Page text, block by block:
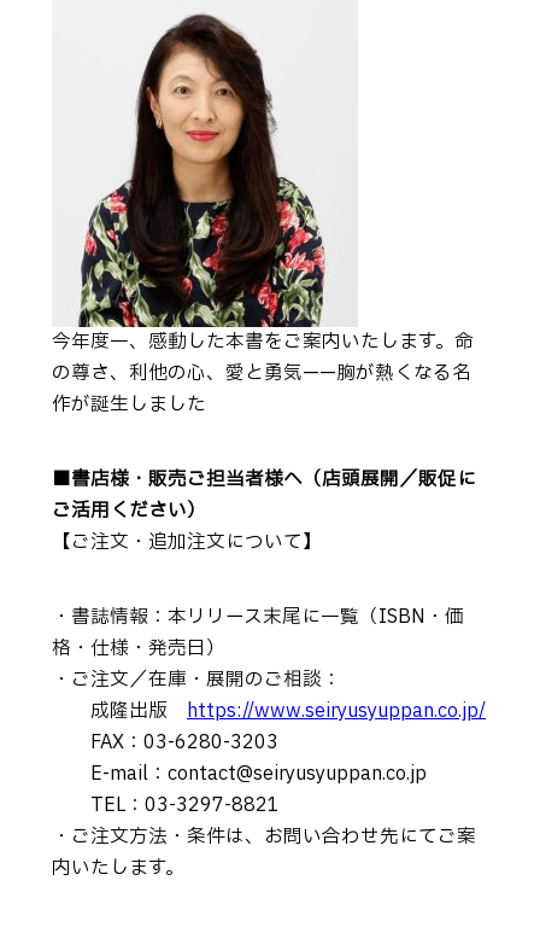
今年度一、感動した本書をご案内いたします。命
の尊さ、利他の心、愛と勇気——胸が熱くなる名
作が誕生しました
■書店様・販売ご担当者様へ（店頭展開／販促に
ご活用ください）
【ご注文・追加注文について】
・書誌情報：本リリース末尾に一覧（ISBN・価
格・仕様・発売日）
・ご注文／在庫・展開のご相談：
成隆出版 https://www.seiryusyuppan.co.jp/
FAX：03-6280-3203
E-mail：contact@seiryusyuppan.co.jp
TEL：03-3297-8821
・ご注文方法・条件は、お問い合わせ先にてご案
内いたします。